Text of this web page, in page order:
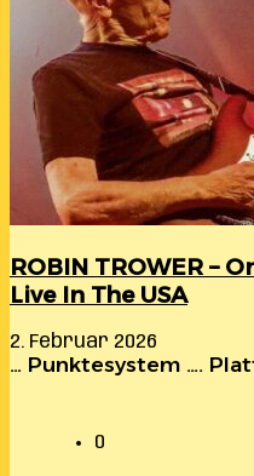
ROBIN TROWER –
Live In The USA
2. Februar 2026
… Punktesystem ….
0